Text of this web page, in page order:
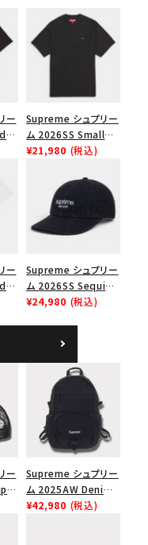
示する
ー
Supreme シュプリー
ム 2026SS Small
Box Tee スモールボ
¥21,980 (税込)
ー
Supreme シュプリー
ム 2026SS Sequin
Denim Classic
シックロゴ 6パネルキ
ャップ ブラック
¥24,980 (税込)
ー
Supreme シュプリー
ム 2025AW Denim
Backpack デニム バ
¥42,980 (税込)